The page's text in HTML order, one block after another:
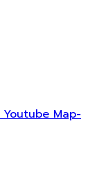
Youtube Map-